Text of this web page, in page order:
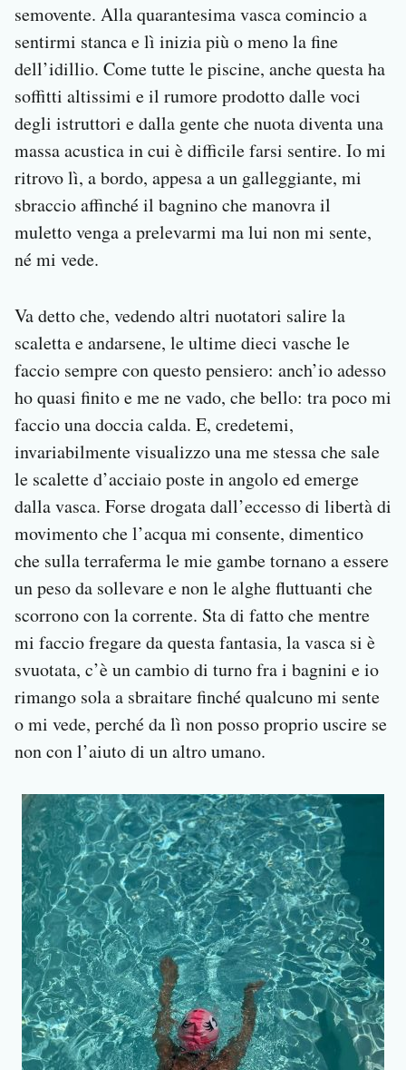
semovente. Alla quarantesima vasca comincio a
sentirmi stanca e lì inizia più o meno la fine
dell’idillio. Come tutte le piscine, anche questa ha
soffitti altissimi e il rumore prodotto dalle voci
degli istruttori e dalla gente che nuota diventa una
massa acustica in cui è difficile farsi sentire. Io mi
ritrovo lì, a bordo, appesa a un galleggiante, mi
sbraccio affinché il bagnino che manovra il
muletto venga a prelevarmi ma lui non mi sente,
né mi vede.
Va detto che, vedendo altri nuotatori salire la
scaletta e andarsene, le ultime dieci vasche le
faccio sempre con questo pensiero: anch’io adesso
ho quasi finito e me ne vado, che bello: tra poco mi
faccio una doccia calda. E, credetemi,
invariabilmente visualizzo una me stessa che sale
le scalette d’acciaio poste in angolo ed emerge
dalla vasca. Forse drogata dall’eccesso di libertà di
movimento che l’acqua mi consente, dimentico
che sulla terraferma le mie gambe tornano a essere
un peso da sollevare e non le alghe fluttuanti che
scorrono con la corrente. Sta di fatto che mentre
mi faccio fregare da questa fantasia, la vasca si è
svuotata, c’è un cambio di turno fra i bagnini e io
rimango sola a sbraitare finché qualcuno mi sente
o mi vede, perché da lì non posso proprio uscire se
non con l’aiuto di un altro umano.